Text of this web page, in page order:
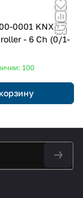
- 6 Ch (0/1-
100